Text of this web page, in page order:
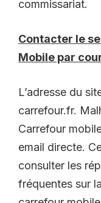
commissariat.
Contacter le
Mobile par
L’adresse du
carrefour.fr.
Carrefour
email directe.
consulter les
fréquentes sur